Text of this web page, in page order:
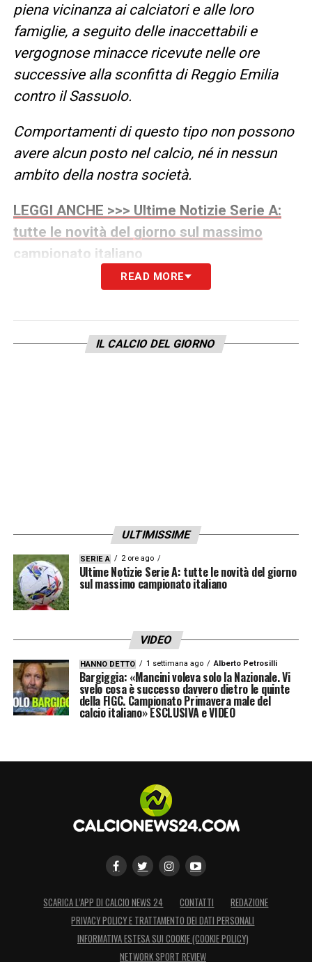
piena vicinanza ai calciatori e alle loro
famiglie, a seguito delle inaccettabili e
vergognose minacce ricevute nelle ore
successive alla sconfitta di Reggio Emilia
contro il Sassuolo.
Comportamenti di questo tipo non possono
avere alcun posto nel calcio, né in nessun
ambito della nostra società.
LEGGI ANCHE >>> Ultime Notizie Serie A:
tutte le novità del giorno sul massimo
campionato italiano
Il Club si è messo subito in contatto coi
per garantire che vengano adottate tutte le
misure necessarie a tutela della sicurezza e
READ MORE
IL CALCIO DEL GIORNO
ULTIMISSIME
SERIE A 2 ore ago
Ultime Notizie Serie A: tutte le novità del giorno
sul massimo campionato italiano
VIDEO
HANNO DETTO 1 settimana ago Alberto Petrosilli
Bargiggia: «Mancini voleva solo la Nazionale. Vi
svelo cosa è successo davvero dietro le quinte
della FIGC. Campionato Primavera male del
calcio italiano» ESCLUSIVA e VIDEO
SCARICA L’APP DI CALCIO NEWS 24 CONTATTI
REDAZIONE
PRIVACY POLICY E TRATTAMENTO DEI DATI PERSONALI
INFORMATIVA ESTESA SUI COOKIE (COOKIE POLICY)
NETWORK SPORT REVIEW